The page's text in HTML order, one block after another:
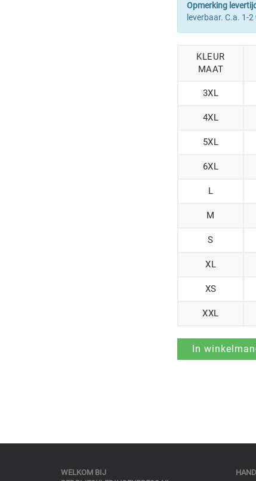
Opmerking levertijd
leverbaar. C.a. 1-2
KLEUR
MAAT
3XL
4XL
5XL
6XL
L
M
S
XL
XS
XXL
WELKOM BIJ